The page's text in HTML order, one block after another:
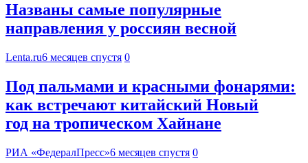
Названы самые популярные
направления у россиян весной
Lenta.ru6 месяцев спустя 0
Под пальмами и красными фонарями:
как встречают китайский Новый
год на тропическом Хайнане
РИА «ФедералПресс»6 месяцев спустя 0